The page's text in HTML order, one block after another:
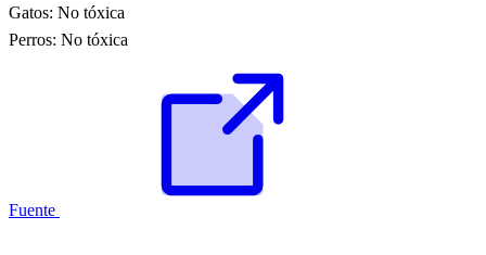
Gatos: No tóxica
Perros: No tóxica
Fuente